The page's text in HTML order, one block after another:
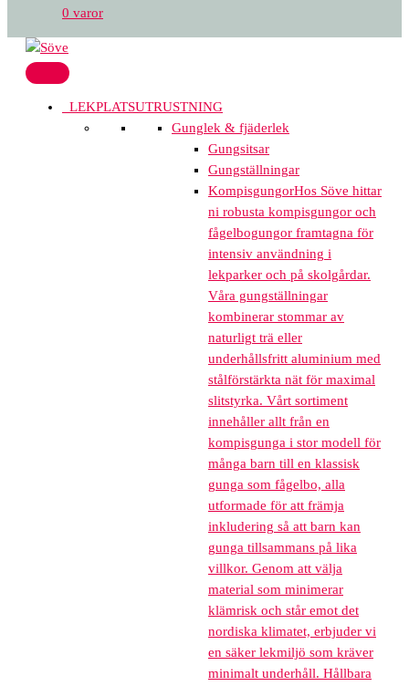
0 varor
LEKPLATSUTRUSTNING
Gunglek & fjäderlek
Gungsitsar
Gungställningar
KompisgungorHos Söve hittar
ni robusta kompisgungor och
fågelbogungor framtagna för
intensiv användning i
lekparker och på skolgårdar.
Våra gungställningar
kombinerar stommar av
naturligt trä eller
underhållsfritt aluminium med
stålförstärkta nät för maximal
slitstyrka. Vårt sortiment
innehåller allt från en
kompisgunga i stor modell för
många barn till en klassisk
gunga som fågelbo, alla
utformade för att främja
inkludering så att barn kan
gunga tillsammans på lika
villkor. Genom att välja
material som minimerar
klämrisk och står emot det
nordiska klimatet, erbjuder vi
en säker lekmiljö som kräver
minimalt underhåll. Hållbara